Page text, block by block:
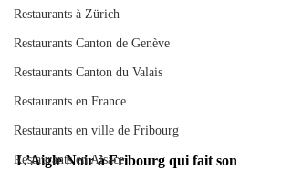
Restaurants à Zürich
Restaurants Canton de Genève
Restaurants Canton du Valais
Restaurants en France
Restaurants en ville de Fribourg
Restaurants en Alsace
L’Aigle Noir à Fribourg qui fait son